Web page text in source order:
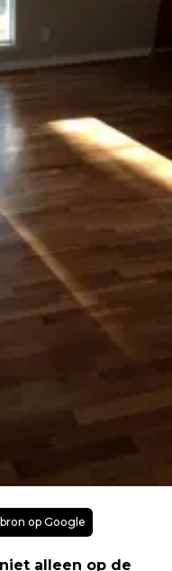
op Google
alleen op de